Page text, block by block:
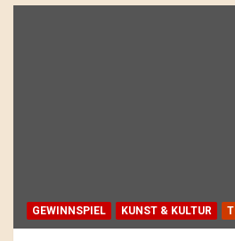
GEWINNSPIEL KUNST & KULTUR